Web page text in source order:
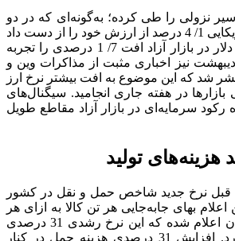
سیر نزولی را طی کرده؛ به‌‌گونه‌ای که در دو
هفته قبل اسکناس آمریکایی 1/ 4 درصد از ارزش خود را از دست داد
و هفته گذشته نیز نرخ دلار در بازار آزاد افت 7/ 1 درصدی را تجربه
دیروز شنبه 11 اردیبهشت نیز اخباری مثبت از مذاکرات وین و
شد که این موضوع به افت بیشتر نرخ ارز
بازارها در هفته جاری انجامید. سیگنال‌های
رکود سرمایه‌ای در بازار آزاد مقاطع طویل
تولید
قبل نرخ جدید شاخص حمل و نقل در کشور
بهای جابه‌جایی هر تن کالا به ازای هر
کیلومتر برابر 313 تومان اعلام شده که این نرخ رشدی 31 درصدی
نسبت به نرخ قبلی دارد. افزایش 31 درصدی هزینه حمل در کنار